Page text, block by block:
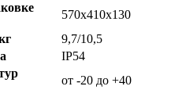
570х410х130
9,7/10,5
IP54
от -20 до +40